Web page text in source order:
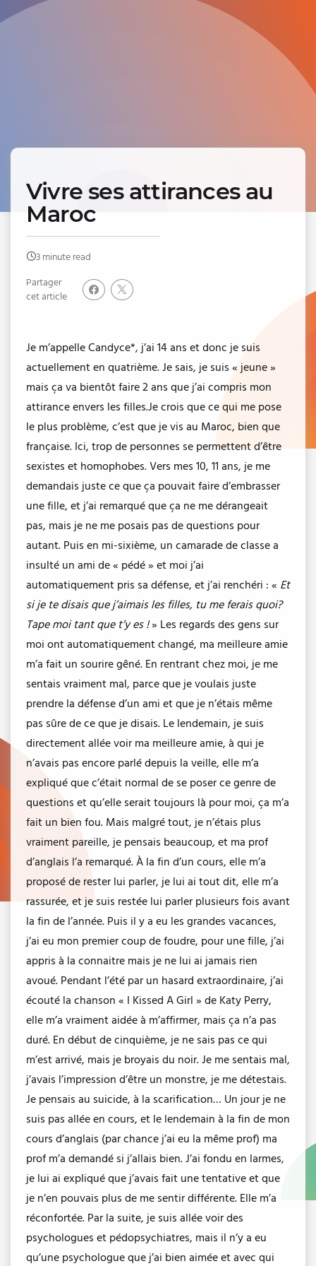
Vivre ses attirances au
Maroc
3 minute read
Partager
cet article
Je m’appelle Candyce*, j’ai 14 ans et donc je suis
actuellement en quatrième. Je sais, je suis « jeune »
mais ça va bientôt faire 2 ans que j’ai compris mon
attirance envers les filles.Je crois que ce qui me pose
le plus problème, c’est que je vis au Maroc, bien que
française. Ici, trop de personnes se permettent d’être
sexistes et homophobes. Vers mes 10, 11 ans, je me
demandais juste ce que ça pouvait faire d’embrasser
une fille, et j’ai remarqué que ça ne me dérangeait
pas, mais je ne me posais pas de questions pour
autant. Puis en mi-sixième, un camarade de classe a
insulté un ami de « pédé » et moi j’ai
automatiquement pris sa défense, et j’ai renchéri : « Et
si je te disais que j’aimais les filles, tu me ferais quoi?
Tape moi tant que t’y es !» Les regards des gens sur
moi ont automatiquement changé, ma meilleure amie
m’a fait un sourire gêné. En rentrant chez moi, je me
sentais vraiment mal, parce que je voulais juste
prendre la défense d’un ami et que je n’étais même
pas sûre de ce que je disais. Le lendemain, je suis
directement allée voir ma meilleure amie, à qui je
n’avais pas encore parlé depuis la veille, elle m’a
expliqué que c’était normal de se poser ce genre de
questions et qu’elle serait toujours là pour moi, ça m’a
fait un bien fou. Mais malgré tout, je n’étais plus
vraiment pareille, je pensais beaucoup, et ma prof
d’anglais l’a remarqué. À la fin d’un cours, elle m’a
proposé de rester lui parler, je lui ai tout dit, elle m’a
rassurée, et je suis restée lui parler plusieurs fois avant
la fin de l’année. Puis il y a eu les grandes vacances,
j’ai eu mon premier coup de foudre, pour une fille, j’ai
appris à la connaitre mais je ne lui ai jamais rien
avoué. Pendant l’été par un hasard extraordinaire, j’ai
écouté la chanson « I Kissed A Girl » de Katy Perry,
elle m’a vraiment aidée à m’affirmer, mais ça n’a pas
duré. En début de cinquième, je ne sais pas ce qui
m’est arrivé, mais je broyais du noir. Je me sentais mal,
j’avais l’impression d’être un monstre, je me détestais.
Je pensais au suicide, à la scarification… Un jour je ne
suis pas allée en cours, et le lendemain à la fin de mon
cours d’anglais (par chance j’ai eu la même prof) ma
prof m’a demandé si j’allais bien. J’ai fondu en larmes,
je lui ai expliqué que j’avais fait une tentative et que
je n’en pouvais plus de me sentir différente. Elle m’a
réconfortée. Par la suite, je suis allée voir des
psychologues et pédopsychiatres, mais il n’y a eu
qu’une psychologue que j’ai bien aimée et avec qui